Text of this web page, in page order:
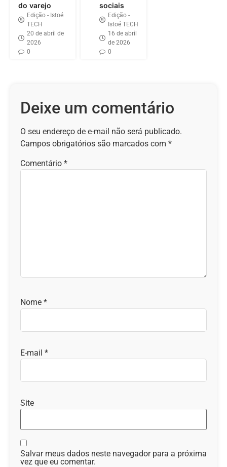
do varejo
Edição - Istoé
TECH
20 de abril de
2026
0
sociais
Edição -
Istoé TECH
16 de abril
de 2026
0
Deixe um comentário
O seu endereço de e-mail não será publicado.
Campos obrigatórios são marcados com *
Comentário *
Nome *
E-mail *
Site
Salvar meus dados neste navegador para a próxima
vez que eu comentar.